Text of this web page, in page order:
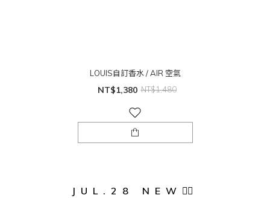
LOUIS自訂香水 / AIR 空氣
NT$1,380 NT$1,480
JUL.28 NEW❤️‍🔥